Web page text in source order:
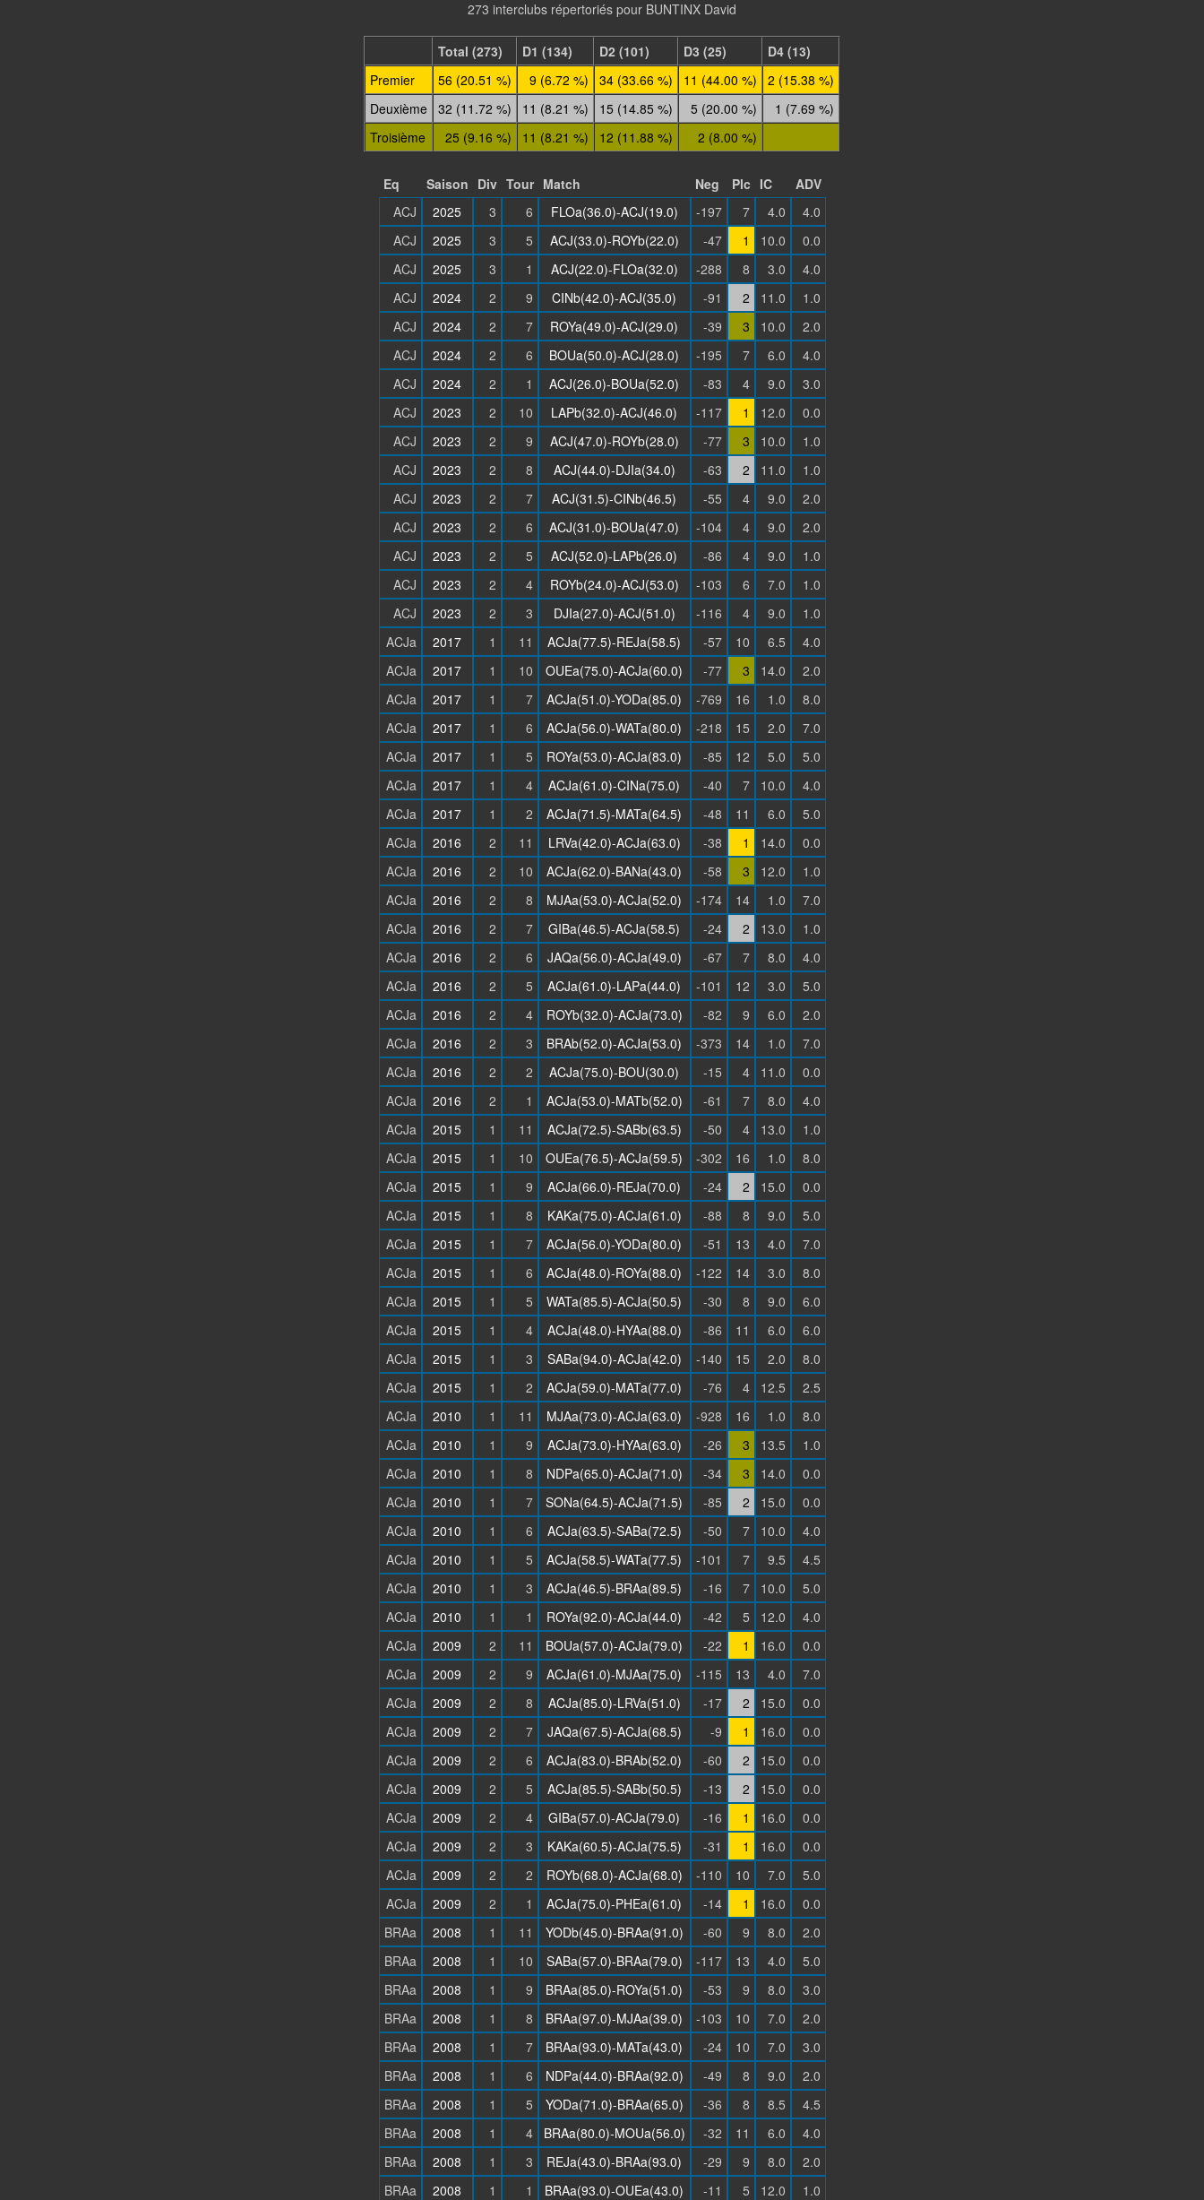
273 interclubs répertoriés pour BUNTINX David
Total (273) D1 (134) D2 (101) D3 (25)
D4 (13)
Premier
56 (20.51 %) 9 (6.72 %) 34 (33.66 %) 11 (44.00 %)
2 (15.38 %)
Deuxième 32 (11.72 %) 11 (8.21 %) 15 (14.85 %) 5 (20.00 %)
1 (7.69 %)
Troisième
25 (9.16 %) 11 (8.21 %) 12 (11.88 %) 2 (8.00 %)
Eq Saison Div Tour Match Neg Plc IC
ADV
ACJ
2025 3 6 FLOa(36.0)-ACJ(19.0) -197 7 4.0
4.0
ACJ
2025 3 5 ACJ(33.0)-ROYb(22.0) -47 1 10.0
0.0
ACJ
2025 3 1 ACJ(22.0)-FLOa(32.0) -288 8 3.0
4.0
ACJ
2024 2 9 CINb(42.0)-ACJ(35.0) -91 2 11.0
1.0
ACJ
2024 2 7 ROYa(49.0)-ACJ(29.0) -39 3 10.0
2.0
ACJ
2024 2 6 BOUa(50.0)-ACJ(28.0) -195 7 6.0
4.0
ACJ
2024 2 1 ACJ(26.0)-BOUa(52.0) -83 4 9.0
3.0
ACJ
2023 2 10 LAPb(32.0)-ACJ(46.0) -117 1 12.0
0.0
ACJ
2023 2 9 ACJ(47.0)-ROYb(28.0) -77 3 10.0
1.0
ACJ
2023 2 8 ACJ(44.0)-DJIa(34.0) -63 2 11.0
1.0
ACJ
2023 2 7 ACJ(31.5)-CINb(46.5) -55 4 9.0
2.0
ACJ
2023 2 6 ACJ(31.0)-BOUa(47.0) -104 4 9.0
2.0
ACJ
2023 2 5 ACJ(52.0)-LAPb(26.0) -86 4 9.0
1.0
ACJ
2023 2 4 ROYb(24.0)-ACJ(53.0) -103 6 7.0
1.0
ACJ
2023 2 3 DJIa(27.0)-ACJ(51.0) -116 4 9.0
1.0
ACJa
2017 1 11 ACJa(77.5)-REJa(58.5) -57 10 6.5
4.0
ACJa
2017 1 10 OUEa(75.0)-ACJa(60.0) -77 3 14.0
2.0
ACJa
2017 1 7 ACJa(51.0)-YODa(85.0) -769 16 1.0
8.0
ACJa
2017 1 6 ACJa(56.0)-WATa(80.0) -218 15 2.0
7.0
ACJa
2017 1 5 ROYa(53.0)-ACJa(83.0) -85 12 5.0
5.0
ACJa
2017 1 4 ACJa(61.0)-CINa(75.0) -40 7 10.0
4.0
ACJa
2017 1 2 ACJa(71.5)-MATa(64.5) -48 11 6.0
5.0
ACJa
2016 2 11 LRVa(42.0)-ACJa(63.0) -38 1 14.0
0.0
ACJa
2016 2 10 ACJa(62.0)-BANa(43.0) -58 3 12.0
1.0
ACJa
2016 2 8 MJAa(53.0)-ACJa(52.0) -174 14 1.0
7.0
ACJa
2016 2 7 GIBa(46.5)-ACJa(58.5) -24 2 13.0
1.0
ACJa
2016 2 6 JAQa(56.0)-ACJa(49.0) -67 7 8.0
4.0
ACJa
2016 2 5 ACJa(61.0)-LAPa(44.0) -101 12 3.0
5.0
ACJa
2016 2 4 ROYb(32.0)-ACJa(73.0) -82 9 6.0
2.0
ACJa
2016 2 3 BRAb(52.0)-ACJa(53.0) -373 14 1.0
7.0
ACJa
2016 2 2 ACJa(75.0)-BOU(30.0) -15 4 11.0
0.0
ACJa
2016 2 1 ACJa(53.0)-MATb(52.0) -61 7 8.0
4.0
ACJa
2015 1 11 ACJa(72.5)-SABb(63.5) -50 4 13.0
1.0
ACJa
2015 1 10 OUEa(76.5)-ACJa(59.5) -302 16 1.0
8.0
ACJa
2015 1 9 ACJa(66.0)-REJa(70.0) -24 2 15.0
0.0
ACJa
2015 1 8 KAKa(75.0)-ACJa(61.0) -88 8 9.0
5.0
ACJa
2015 1 7 ACJa(56.0)-YODa(80.0) -51 13 4.0
7.0
ACJa
2015 1 6 ACJa(48.0)-ROYa(88.0) -122 14 3.0
8.0
ACJa
2015 1 5 WATa(85.5)-ACJa(50.5) -30 8 9.0
6.0
ACJa
2015 1 4 ACJa(48.0)-HYAa(88.0) -86 11 6.0
6.0
ACJa
2015 1 3 SABa(94.0)-ACJa(42.0) -140 15 2.0
8.0
ACJa
2015 1 2 ACJa(59.0)-MATa(77.0) -76 4 12.5
2.5
ACJa
2010 1 11 MJAa(73.0)-ACJa(63.0) -928 16 1.0
8.0
ACJa
2010 1 9 ACJa(73.0)-HYAa(63.0) -26 3 13.5
1.0
ACJa
2010 1 8 NDPa(65.0)-ACJa(71.0) -34 3 14.0
0.0
ACJa
2010 1 7 SONa(64.5)-ACJa(71.5) -85 2 15.0
0.0
ACJa
2010 1 6 ACJa(63.5)-SABa(72.5) -50 7 10.0
4.0
ACJa
2010 1 5 ACJa(58.5)-WATa(77.5) -101 7 9.5
4.5
ACJa
2010 1 3 ACJa(46.5)-BRAa(89.5) -16 7 10.0
5.0
ACJa
2010 1 1 ROYa(92.0)-ACJa(44.0) -42 5 12.0
4.0
ACJa
2009 2 11 BOUa(57.0)-ACJa(79.0) -22 1 16.0
0.0
ACJa
2009 2 9 ACJa(61.0)-MJAa(75.0) -115 13 4.0
7.0
ACJa
2009 2 8 ACJa(85.0)-LRVa(51.0) -17 2 15.0
0.0
ACJa
2009 2 7 JAQa(67.5)-ACJa(68.5) -9 1 16.0
0.0
ACJa
2009 2 6 ACJa(83.0)-BRAb(52.0) -60 2 15.0
0.0
ACJa
2009 2 5 ACJa(85.5)-SABb(50.5) -13 2 15.0
0.0
ACJa
2009 2 4 GIBa(57.0)-ACJa(79.0) -16 1 16.0
0.0
ACJa
2009 2 3 KAKa(60.5)-ACJa(75.5) -31 1 16.0
0.0
ACJa
2009 2 2 ROYb(68.0)-ACJa(68.0) -110 10 7.0
5.0
ACJa
2009 2 1 ACJa(75.0)-PHEa(61.0) -14 1 16.0
0.0
BRAa
2008 1 11 YODb(45.0)-BRAa(91.0) -60 9 8.0
2.0
BRAa
2008 1 10 SABa(57.0)-BRAa(79.0) -117 13 4.0
5.0
BRAa
2008 1 9 BRAa(85.0)-ROYa(51.0) -53 9 8.0
3.0
BRAa
2008 1 8 BRAa(97.0)-MJAa(39.0) -103 10 7.0
2.0
BRAa
2008 1 7 BRAa(93.0)-MATa(43.0) -24 10 7.0
3.0
BRAa
2008 1 6 NDPa(44.0)-BRAa(92.0) -49 8 9.0
2.0
BRAa
2008 1 5 YODa(71.0)-BRAa(65.0) -36 8 8.5
4.5
BRAa
2008 1 4 BRAa(80.0)-MOUa(56.0) -32 11 6.0
4.0
BRAa
2008 1 3 REJa(43.0)-BRAa(93.0) -29 9 8.0
2.0
BRAa
2008 1 1 BRAa(93.0)-OUEa(43.0) -11 5 12.0
1.0